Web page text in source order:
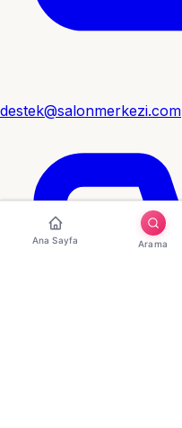
destek@salonmerkezi.com
Ana Sayfa Arama